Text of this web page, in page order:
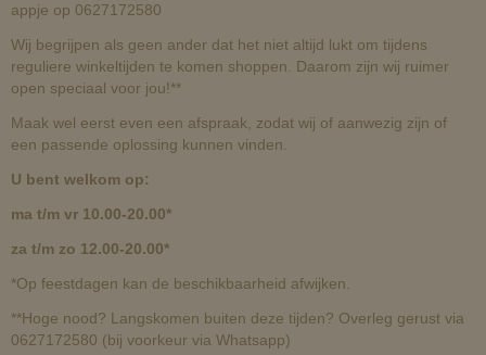
appje op 0627172580
Wij begrijpen als geen ander dat het niet altijd lukt om tijdens
reguliere winkeltijden te komen shoppen. Daarom zijn wij ruimer
open speciaal voor jou!**
Maak wel eerst even een afspraak, zodat wij of aanwezig zijn of
een passende oplossing kunnen vinden.
U bent welkom op:
ma t/m vr 10.00-20.00*
za t/m zo 12.00-20.00*
*Op feestdagen kan de beschikbaarheid afwijken.
**Hoge nood? Langskomen buiten deze tijden? Overleg gerust via
0627172580 (bij voorkeur via Whatsapp)